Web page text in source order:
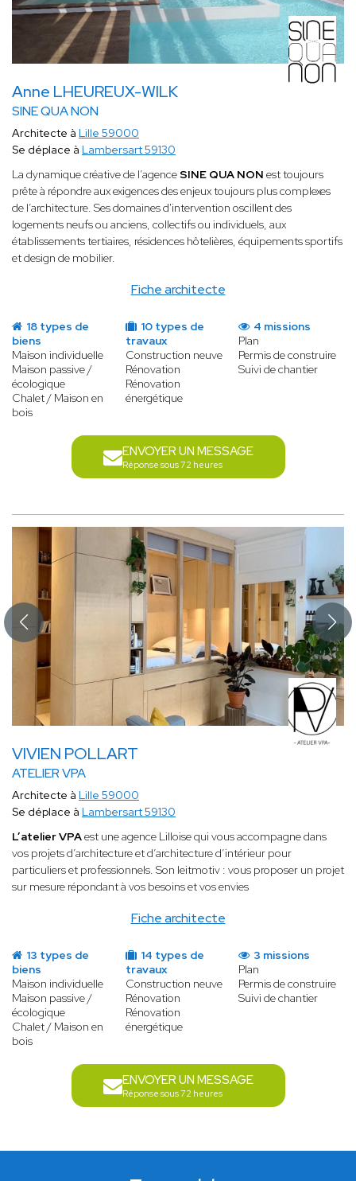
Anne LHEUREUX-WILK
SINE QUA NON
Fiche architecte
Architecte à Lille 59000
Se déplace à Lambersart 59130
La dynamique créative de l’agenceSINE QUA NON est toujours
prête à répondre aux exigences des enjeux toujours plus complexes
de l’architecture. Ses domaines d'intervention oscillent des
logements neufs ou anciens, collectifs ou individuels, aux
établissements tertiaires, résidences hôtelières, équipements sportifs
et design de mobilier.
18 types de
biens
Maison individuelle
Maison passive /
écologique
Chalet / Maison en
bois
10 types de
travaux
Construction neuve
Rénovation
Rénovation
énergétique
4 missions
Plan
Permis de construire
Suivi de chantier
ENVOYER UN MESSAGE
Réponse sous 72 heures
VIVIEN POLLART
ATELIER VPA
Fiche architecte
Architecte à Lille 59000
Se déplace à Lambersart 59130
L’atelier VPAest une agence Lilloise qui vous accompagne dans
vos projets d’architecture et d’architecture d’intérieur pour
particuliers et professionnels. Son leitmotiv : vous proposer un projet
sur mesure répondant à vos besoins et vos envies
13 types de
biens
Maison individuelle
Maison passive /
écologique
Chalet / Maison en
bois
14 types de
travaux
Construction neuve
Rénovation
Rénovation
énergétique
3 missions
Plan
Permis de construire
Suivi de chantier
ENVOYER UN MESSAGE
Réponse sous 72 heures